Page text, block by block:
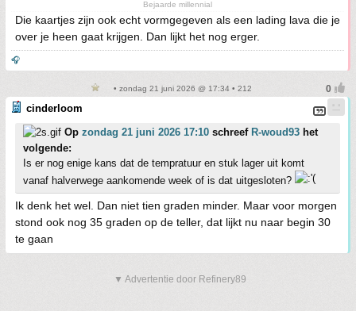
Bejaarde millennial
Die kaartjes zijn ook echt vormgegeven als een lading lava die je
over je heen gaat krijgen. Dan lijkt het nog erger.
🎧
• zondag 21 juni 2026 @ 17:34 • 212
cinderloom
Op zondag 21 juni 2026 17:10 schreef R-woud93 het
volgende:
Is er nog enige kans dat de tempratuur en stuk lager uit komt
vanaf halverwege aankomende week of is dat uitgesloten?
Ik denk het wel. Dan niet tien graden minder. Maar voor morgen
stond ook nog 35 graden op de teller, dat lijkt nu naar begin 30
te gaan
▼ Advertentie door Refinery89